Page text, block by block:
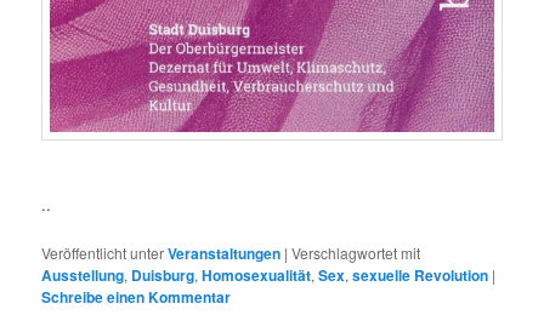
..
Veröffentlicht unterVeranstaltungen |Verschlagwortet mit
Ausstellung, Duisburg,Homosexualität,Sex,sexuelle Revolution |
Schreibe einen Kommentar